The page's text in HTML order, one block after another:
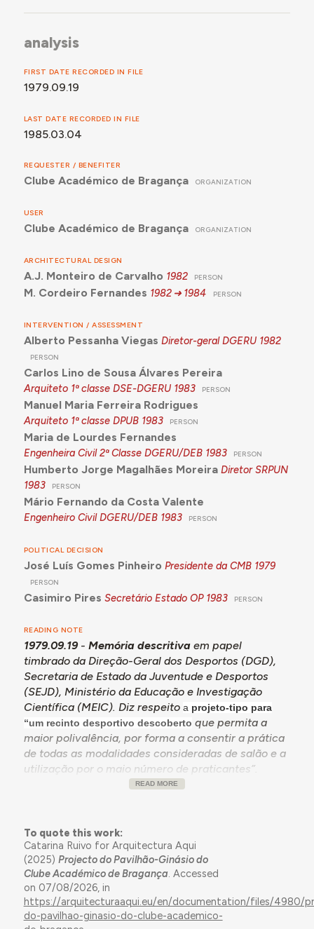
analysis
FIRST DATE RECORDED IN FILE
1979.09.19
LAST DATE RECORDED IN FILE
1985.03.04
REQUESTER / BENEFITER
Clube Académico de Bragança ORGANIZATION
USER
Clube Académico de Bragança ORGANIZATION
ARCHITECTURAL DESIGN
A.J. Monteiro de Carvalho 1982 PERSON
M. Cordeiro Fernandes 1982 1984 PERSON
INTERVENTION / ASSESSMENT
Alberto Pessanha Viegas Diretor-geral DGERU 1982
PERSON
Carlos Lino de Sousa Álvares Pereira
Arquiteto 1ª classe DSE-DGERU 1983 PERSON
Manuel Maria Ferreira Rodrigues
Arquiteto 1ª classe DPUB 1983 PERSON
Maria de Lourdes Fernandes
Engenheira Civil 2ª Classe DGERU/DEB 1983 PERSON
Humberto Jorge Magalhães Moreira Diretor SRPUN
1983
PERSON
Mário Fernando da Costa Valente
Engenheiro Civil DGERU/DEB 1983 PERSON
POLITICAL DECISION
José Luís Gomes Pinheiro Presidente da CMB 1979
PERSON
Casimiro Pires Secretário Estado OP 1983 PERSON
READING NOTE
1979.09.19- Memória descritiva em papel
timbrado da Direção-Geral dos Desportos (DGD),
Secretaria de Estado da Juventude e Desportos
(SEJD), Ministério da Educação e Investigação
Científica (MEIC). Diz respeito a projeto-tipo para
“um recinto desportivo descoberto que permita a
maior polivalência, por forma a consentir a prática
de todas as modalidades consideradas de salão e a
utilização por o maio número de praticantes”.
Procura-se criar uma “instalação economicamente
dimensões, tipos de pavimentos aconselháveis e
proteções, que poderá vir a ser construído numa
grande diversidade de regiões, pelo que, não se
prevendo “o seu enquadramento arquitectónico,
aconselha-se que seja integrado numa zona verde
existente ou a criar”. O projeto-tipo não inclui
balneários e vestiários, por se considerarem
READ MORE
To quote this work:
Catarina Ruivo for Arquitectura Aqui
(2025) Projecto do Pavilhão-Ginásio do
Clube Académico de Bragança. Accessed
on 07/08/2026, in
https://arquitecturaaqui.eu/en/documentation/files/4980/
do-pavilhao-ginasio-do-clube-academico-